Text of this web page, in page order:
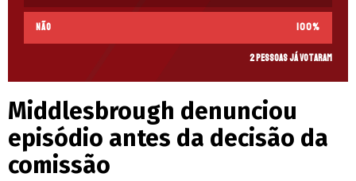
Não 100%
2 pessoas já votaram
Middlesbrough denunciou
episódio antes da decisão da
comissão